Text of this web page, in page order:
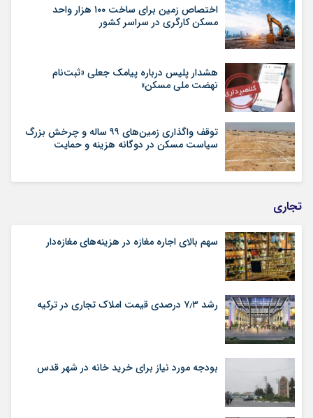
اختصاص زمین برای ساخت ۱۰۰ هزار واحد
مسکن کارگری در سراسر کشور
هشدار پلیس درباره پیامک جعلی «ثبت‌نام
نهضت ملی مسکن»
توقف واگذاری زمین‌های ۹۹ ساله و چرخش بزرگ
سیاست مسکن در دوگانه هزینه و حمایت
تجاری
سهم بالای اجاره‌‌ مغازه در هزینه‌‌های مغازه‌‌دار
رشد ۷٫۳ درصدی قیمت‌ املاک تجاری در ترکیه
بودجه مورد نیاز برای خرید خانه در شهر قدس